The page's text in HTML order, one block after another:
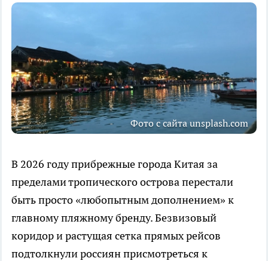
Фото с сайта unsplash.com
В 2026 году прибрежные города Китая за
пределами тропического острова перестали
быть просто «любопытным дополнением» к
главному пляжному бренду. Безвизовый
коридор и растущая сетка прямых рейсов
подтолкнули россиян присмотреться к